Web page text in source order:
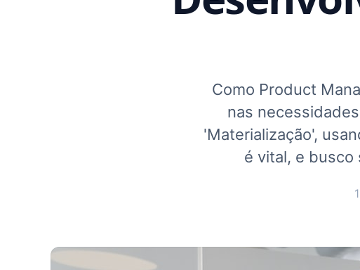
Como Product
nas
'Materialização',
é vital, e busco